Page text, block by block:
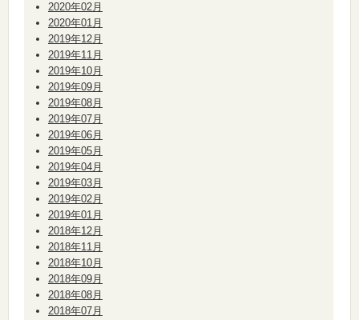
2020年02月
2020年01月
2019年12月
2019年11月
2019年10月
2019年09月
2019年08月
2019年07月
2019年06月
2019年05月
2019年04月
2019年03月
2019年02月
2019年01月
2018年12月
2018年11月
2018年10月
2018年09月
2018年08月
2018年07月